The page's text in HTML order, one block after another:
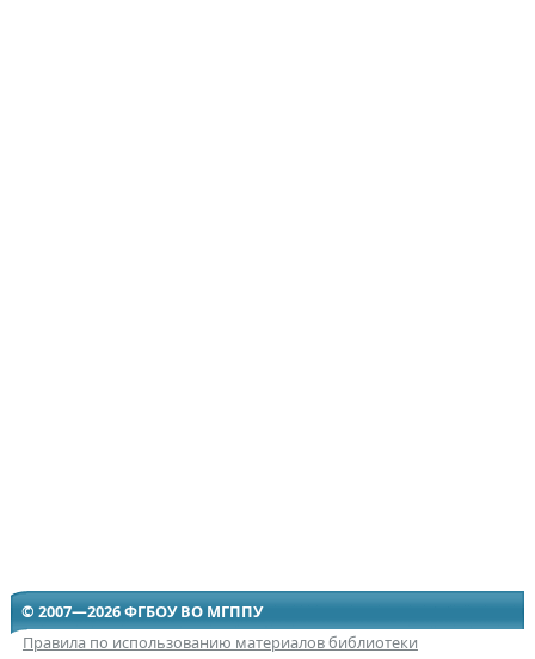
© 2007—2026 ФГБОУ ВО МГППУ
Правила по использованию материалов библиотеки